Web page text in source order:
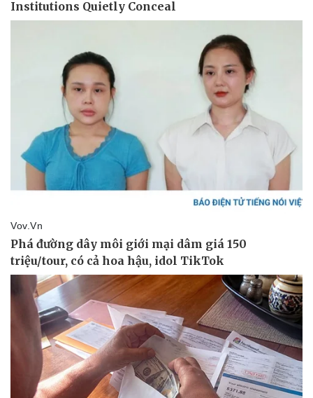
Lịch thi đấu bóng đá
Thế giới thể thao
eSports
Hậu trường
Ô tô - Xe máy
Tư vấn